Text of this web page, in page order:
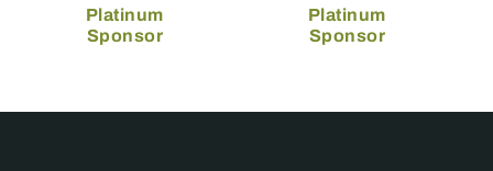
Platinum
Sponsor
Platinum
Sponsor